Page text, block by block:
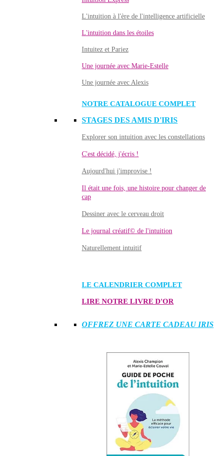
L'intuition à l'ère de l'intelligence artificielle
L'intuition dans les étoiles
Intuitez et Pariez
Une journée avec Marie-Estelle
Une journée avec Alexis
NOTRE CATALOGUE COMPLET
STAGES DES AMIS D'IRIS
Explorer son intuition avec les constellations
C'est décidé, j'écris !
Aujourd'hui j'improvise !
Il était une fois, une histoire pour changer de
cap
Dessiner avec le cerveau droit
Le journal créatif© de l'intuition
Naturellement intuitif
LE CALENDRIER COMPLET
LIRE NOTRE LIVRE D'OR
OFFREZ UNE CARTE CADEAU IRIS